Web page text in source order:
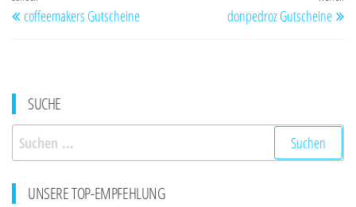
Beitrag
coffeemakers Gutscheine donpedroz Gutscheine
SUCHE
Suchen
nach:
UNSERE TOP-EMPFEHLUNG